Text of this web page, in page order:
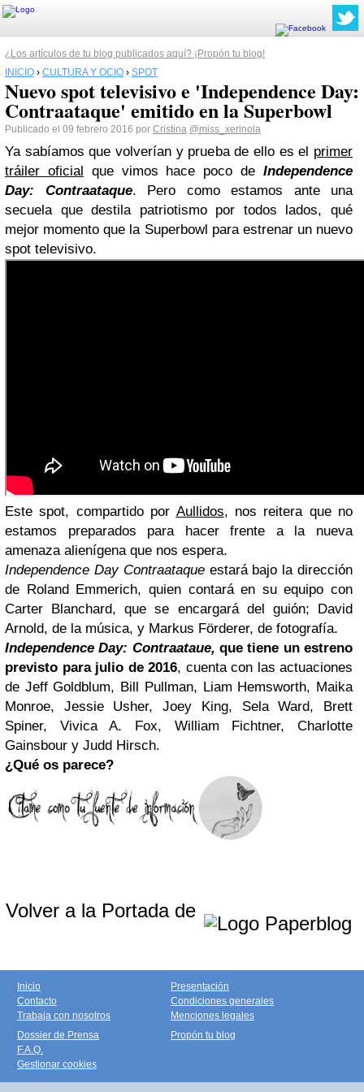
¿Los artículos de tu blog publicados aquí? ¡Propón tu blog!
INICIO › CULTURA Y OCIO › SPOT
Nuevo spot televisivo e 'Independence Day:
Contraataque' emitido en la Superbowl
Publicado el 09 febrero 2016 por Cristina @miss_xerinola
Ya sabíamos que volverían y prueba de ello es el primer
tráiler oficial que vimos hace poco de Independence
Day: Contraataque. Pero como estamos ante una
secuela que destila patriotismo por todos lados, qué
mejor momento que la Superbowl para estrenar un nuevo
spot televisivo.
Este spot, compartido por Aullidos, nos reitera que no
estamos preparados para hacer frente a la nueva
amenaza alienígena que nos espera.
Independence Day Contraataqueestará bajo la dirección
de Roland Emmerich, quien contará en su equipo con
Carter Blanchard, que se encargará del guión; David
Arnold, de la música, y Markus Förderer, de fotografía.
Independence Day: Contraataue, que tiene un estreno
previsto para julio de 2016, cuenta con las actuaciones
de Jeff Goldblum, Bill Pullman, Liam Hemsworth, Maika
Monroe, Jessie Usher, Joey King, Sela Ward, Brett
Spiner, Vivica A. Fox, William Fichtner, Charlotte
Gainsbour y Judd Hirsch.
¿Qué os parece?
Volver a la Portada de
Inicio
Contacto
Trabaja con nosotros
Presentación
Condiciones generales
Menciones legales
Dossier de Prensa
F.A.Q.
Gestionar cookies
Propón tu blog